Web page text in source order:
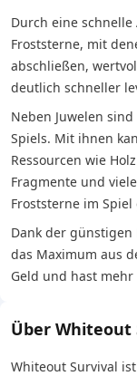
Durch eine
Froststerne, mit
abschließen,
deutlich schneller
Neben Juwelen
Spiels. Mit ihnen
Ressourcen wie
Fragmente und
Froststerne im
Dank der günstigen
das Maximum aus
Geld und hast
Über Whiteout
Whiteout Survival